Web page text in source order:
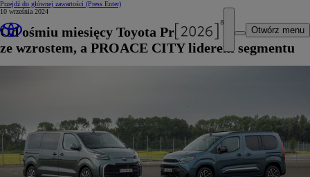
Przejdź do głównej zawartości (Press Enter)
Otwórz menu
10 września 2024
Od ośmiu miesięcy Toyota Professional
ze wzrostem, a PROACE CITY liderem segmentu